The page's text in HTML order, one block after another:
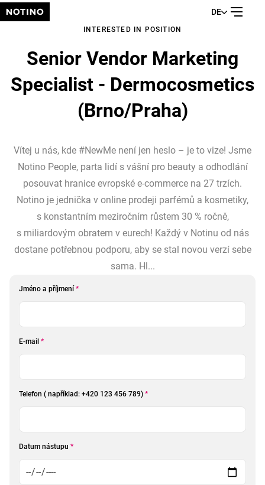
DE
INTERESTED IN POSITION
Senior Vendor Marketing
Specialist - Dermocosmetics
(Brno/Praha)
Vítej u nás, kde #NewMe není jen heslo – je to vize! Jsme
Notino People, parta lidí s vášní pro beauty a odhodlání
posouvat hranice evropské e-commerce na 27 trzích.
Notino je jednička v online prodeji parfémů a kosmetiky,
s konstantním meziročním růstem 30 % ročně,
s miliardovým obratem v eurech! Každý v Notinu od nás
dostane potřebnou podporu, aby se stal novou verzí sebe
sama. Hl...
Jméno a příjmení *
E-mail *
Telefon ( například: +420 123 456 789) *
Datum nástupu *